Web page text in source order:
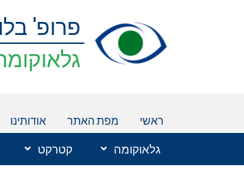
פרופ'
ראשי מפת האתר אודותינו
גלאוקומה קטרקט